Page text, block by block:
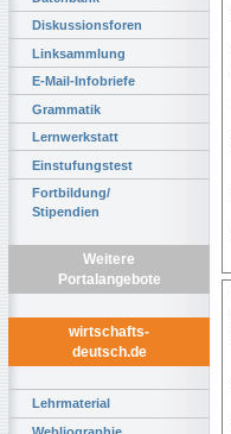
Diskussionsforen
Linksammlung
E-Mail-Infobriefe
Grammatik
Lernwerkstatt
Einstufungstest
Fortbildung/
Stipendien
Weitere
Portalangebote
wirtschafts-
deutsch.de
Lehrmaterial